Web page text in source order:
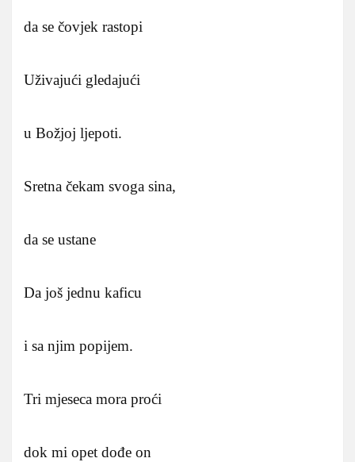
da se čovjek rastopi
Uživajući gledajući
u Božjoj ljepoti.
Sretna čekam svoga sina,
da se ustane
Da još jednu kaficu
i sa njim popijem.
Tri mjeseca mora proći
dok mi opet dođe on